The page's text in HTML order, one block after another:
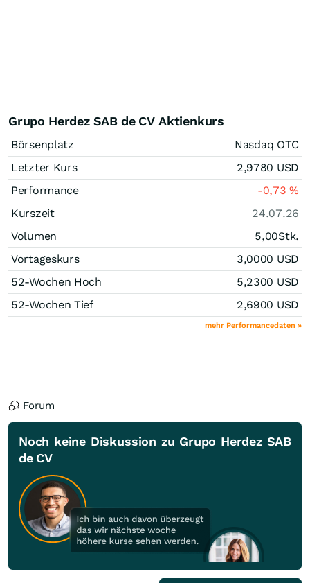
Grupo Herdez SAB de CV Aktienkurs
Börsenplatz
Nasdaq OTC
Letzter Kurs
2,9780 USD
Performance
-0,73%
Kurszeit
24.07.26
Volumen
5,00Stk.
Vortageskurs
3,0000 USD
52-Wochen Hoch
5,2300 USD
52-Wochen Tief
2,6900 USD
mehr Performancedaten »
Forum
Noch keine Diskussion zu Grupo Herdez SAB
de CV